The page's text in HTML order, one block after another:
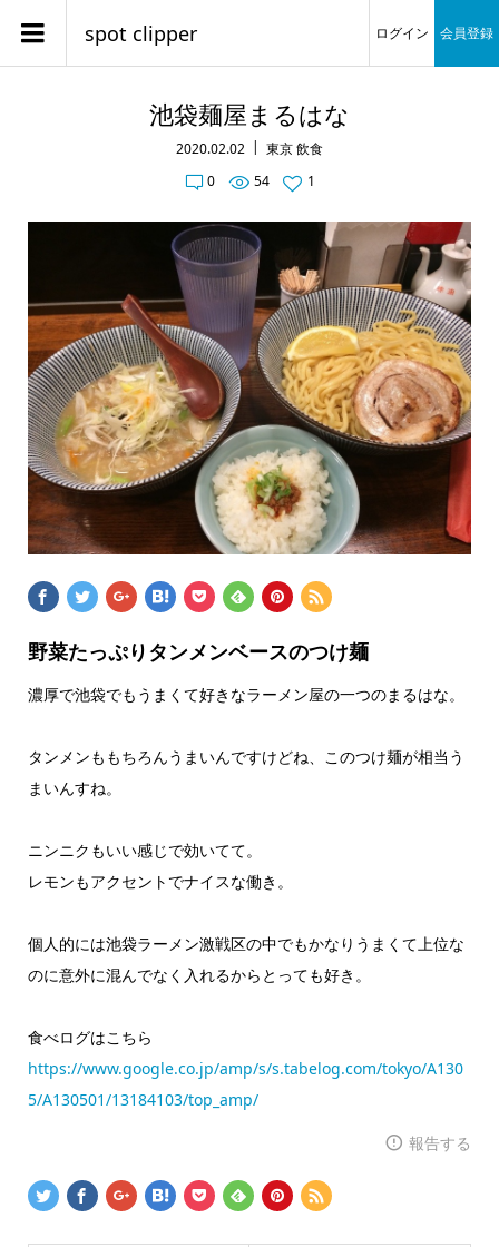
spot clipper ログイン 会員登録
池袋麺屋まるはな
2020.02.02
東京 飲食
0
54 1
野菜たっぷりタンメンベースのつけ麺
濃厚で池袋でもうまくて好きなラーメン屋の一つのまるはな。
タンメンももちろんうまいんですけどね、このつけ麺が相当う
まいんすね。
ニンニクもいい感じで効いてて。
レモンもアクセントでナイスな働き。
個人的には池袋ラーメン激戦区の中でもかなりうまくて上位な
のに意外に混んでなく入れるからとっても好き。
食べログはこちら
https://www.google.co.jp/amp/s/s.tabelog.com/tokyo/A130
5/A130501/13184103/top_amp/
報告する